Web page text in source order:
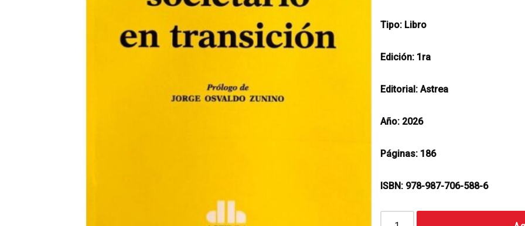
Tipo: Libro
Edición: 1ra
Editorial: Astrea
Año: 2026
Páginas: 186
ISBN: 978-987-706-588-6